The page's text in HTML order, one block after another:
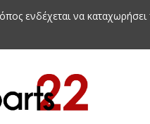
ενδέχεται να